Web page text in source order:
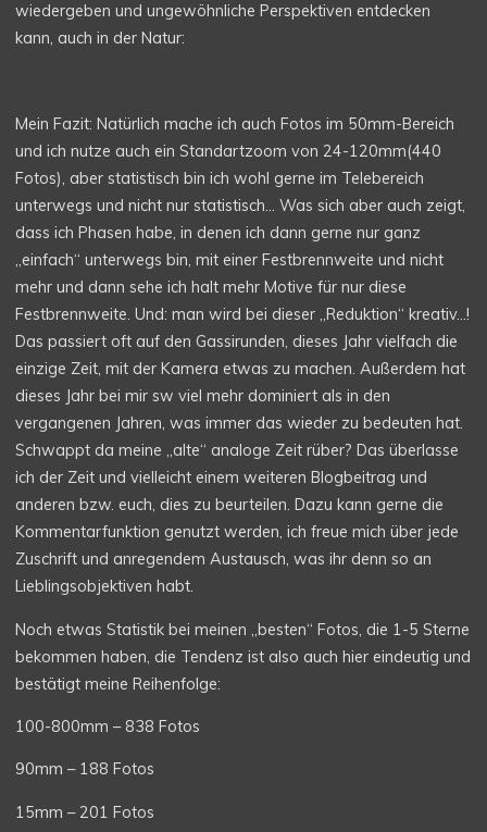
wiedergeben und ungewöhnliche Perspektiven entdecken
kann, auch in der Natur:
Mein Fazit: Natürlich mache ich auch Fotos im 50mm-Bereich
und ich nutze auch ein Standartzoom von 24-120mm(440
Fotos), aber statistisch bin ich wohl gerne im Telebereich
unterwegs und nicht nur statistisch… Was sich aber auch zeigt,
dass ich Phasen habe, in denen ich dann gerne nur ganz
„einfach“ unterwegs bin, mit einer Festbrennweite und nicht
mehr und dann sehe ich halt mehr Motive für nur diese
Festbrennweite. Und: man wird bei dieser „Reduktion“ kreativ…!
Das passiert oft auf den Gassirunden, dieses Jahr vielfach die
einzige Zeit, mit der Kamera etwas zu machen. Außerdem hat
dieses Jahr bei mir sw viel mehr dominiert als in den
vergangenen Jahren, was immer das wieder zu bedeuten hat.
Schwappt da meine „alte“ analoge Zeit rüber? Das überlasse
ich der Zeit und vielleicht einem weiteren Blogbeitrag und
anderen bzw. euch, dies zu beurteilen. Dazu kann gerne die
Kommentarfunktion genutzt werden, ich freue mich über jede
Zuschrift und anregendem Austausch, was ihr denn so an
Lieblingsobjektiven habt.
Noch etwas Statistik bei meinen „besten“ Fotos, die 1-5 Sterne
bekommen haben, die Tendenz ist also auch hier eindeutig und
bestätigt meine Reihenfolge:
100-800mm – 838 Fotos
90mm – 188 Fotos
15mm – 201 Fotos